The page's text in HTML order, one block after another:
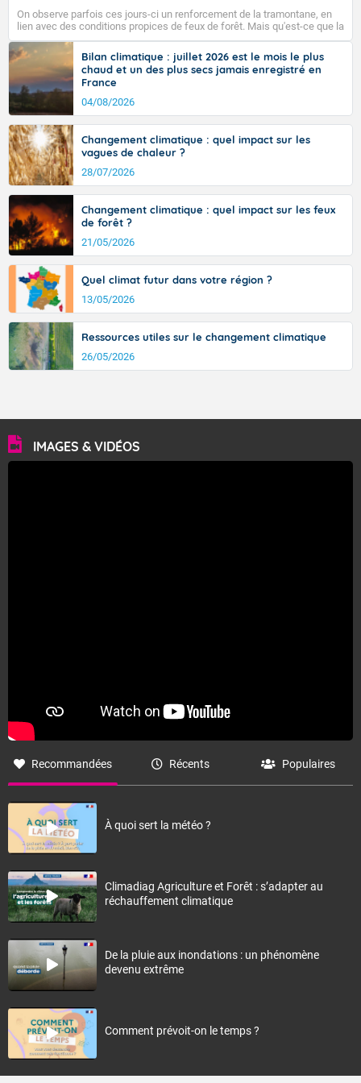
sud-ouest et le sud-est et même localement 38 ou 39
sur Midi-Pyrénées, et 39 à 40 dans le Gard.
On observe parfois ces jours-ci un renforcement de la tramontane, en
lien avec des conditions propices de feux de forêt. Mais qu'est-ce que la
tramontane ? Quelles sont ses caractéristiques ? La tramontane est un
vent turbulent soufflant de secteur nord-ouest à nord, ou ouest à nord-
ouest, dans un secteur qui part du Roussillon à la vallée de l’Aude et à
l’ouest de l’Hérault. L’étymologie de ce vent vient du latin trasmontanus,
signifiant au-delà des monts, en allusion aux régions montagneuses
d’où provient ce vent.
Bilan climatique : juillet 2026 est le mois le plus
chaud et un des plus secs jamais enregistré en
France
04/08/2026
Changement climatique : quel impact sur les
vagues de chaleur ?
28/07/2026
Changement climatique : quel impact sur les feux
de forêt ?
21/05/2026
Quel climat futur dans votre région ?
13/05/2026
Ressources utiles sur le changement climatique
26/05/2026
IMAGES & VIDÉOS
Recommandées Récents Populaires
À quoi sert la météo ?
Climadiag Agriculture et Forêt : s’adapter au
réchauffement climatique
De la pluie aux inondations : un phénomène
devenu extrême
Comment prévoit-on le temps ?